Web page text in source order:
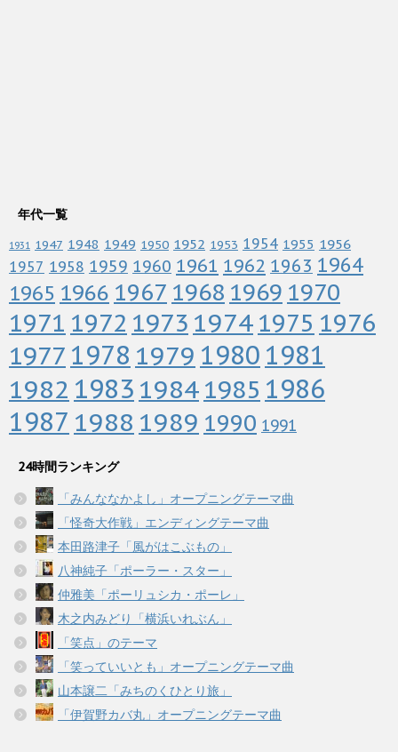
年代一覧
1931 1947 1948 1949 1950 1952 1953 1954 1955 1956
1957 1958 1959 1960 1961 1962 1963 1964
1965 1966 1967 1968 1969 1970
1971 1972 1973 1974 1975 1976
1977 1978 1979 1980 1981
1982 1983 19841985 1986
1987 1988 1989 1990 1991
24時間ランキング
「みんななかよし」オープニングテーマ曲
「怪奇大作戦」エンディングテーマ曲
本田路津子「風がはこぶもの」
八神純子「ポーラー・スター」
仲雅美「ポーリュシカ・ポーレ」
木之内みどり「横浜いれぶん」
「笑点」のテーマ
「笑っていいとも」オープニングテーマ曲
山本譲二「みちのくひとり旅」
「伊賀野カバ丸」オープニングテーマ曲